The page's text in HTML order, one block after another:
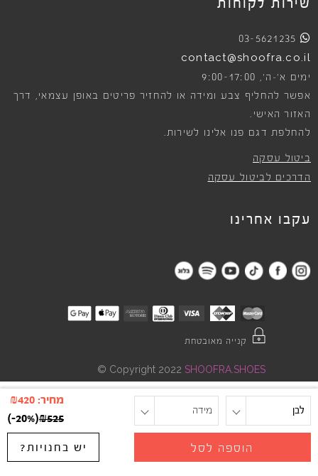
לבן מידה
מחיר: ₪420
₪525
(
-20%
)
הוספה לסל יש בחנויות?
שירות לקוחות
03-5621235
contact@shoofra.co.il
ימים א׳-ה׳, 9:00-17:00
אפשר להחליף צבע ומידה או להחזיר פריטים באופן עצמאי, דרך
האזור האישי.
להחלפת דגם פנו אלינו לשירות.
ביטול עסקה
הדרכים לביטול עסקה
עקבו אחרינו
קנייה מאובטחת
Copyright 2022 SHOOFRA.SHOES
©